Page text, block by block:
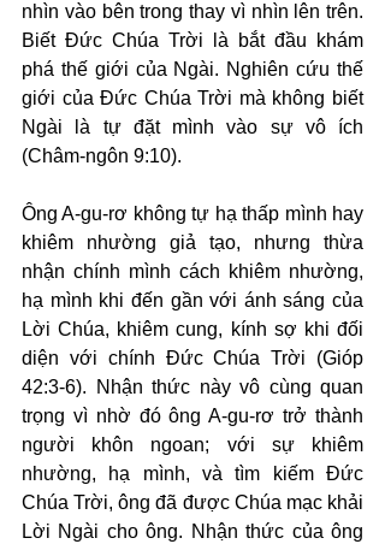
nhìn vào bên trong thay vì nhìn lên trên.
Biết Đức Chúa Trời là bắt đầu khám
phá thế giới của Ngài. Nghiên cứu thế
giới của Đức Chúa Trời mà không biết
Ngài là tự đặt mình vào sự vô ích
(Châm-ngôn 9:10).
Ông A-gu-rơ không tự hạ thấp mình hay
khiêm nhường giả tạo, nhưng thừa
nhận chính mình cách khiêm nhường,
hạ mình khi đến gần với ánh sáng của
Lời Chúa, khiêm cung, kính sợ khi đối
diện với chính Đức Chúa Trời (Gióp
42:3-6). Nhận thức này vô cùng quan
trọng vì nhờ đó ông A-gu-rơ trở thành
người khôn ngoan; với sự khiêm
nhường, hạ mình, và tìm kiếm Đức
Chúa Trời, ông đã được Chúa mạc khải
Lời Ngài cho ông. Nhận thức của ông